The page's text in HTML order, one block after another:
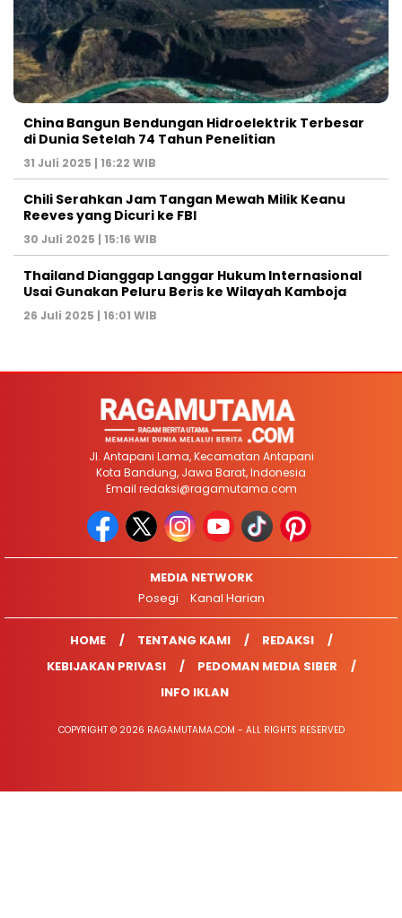
China Bangun Bendungan Hidroelektrik Terbesar
di Dunia Setelah 74 Tahun Penelitian
31 Juli 2025 | 16:22 WIB
Chili Serahkan Jam Tangan Mewah Milik Keanu
Reeves yang Dicuri ke FBI
30 Juli 2025 | 15:16 WIB
Thailand Dianggap Langgar Hukum Internasional
Usai Gunakan Peluru Beris ke Wilayah Kamboja
26 Juli 2025 | 16:01 WIB
Jl. Antapani Lama, Kecamatan Antapani
Kota Bandung, Jawa Barat, Indonesia
Email redaksi@ragamutama.com
MEDIA NETWORK
Posegi
Kanal Harian
HOME TENTANG KAMI
REDAKSI
KEBIJAKAN PRIVASI
PEDOMAN MEDIA SIBER
INFO IKLAN
COPYRIGHT © 2026 RAGAMUTAMA.COM - ALL RIGHTS RESERVED